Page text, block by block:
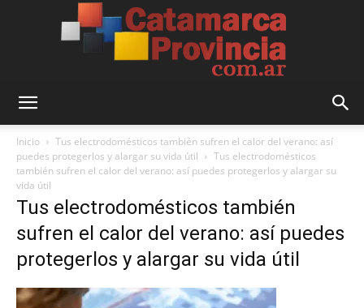
Inicio
Tus electrodomésticos también sufren el calor del verano: así
puedes protegerlos y alargar su vida útil
Tus electrodomésticos
también sufren el calor del verano: así puedes protegerlos y alargar su
vida útil
Tus electrodomésticos también
sufren el calor del verano: así puedes
protegerlos y alargar su vida útil